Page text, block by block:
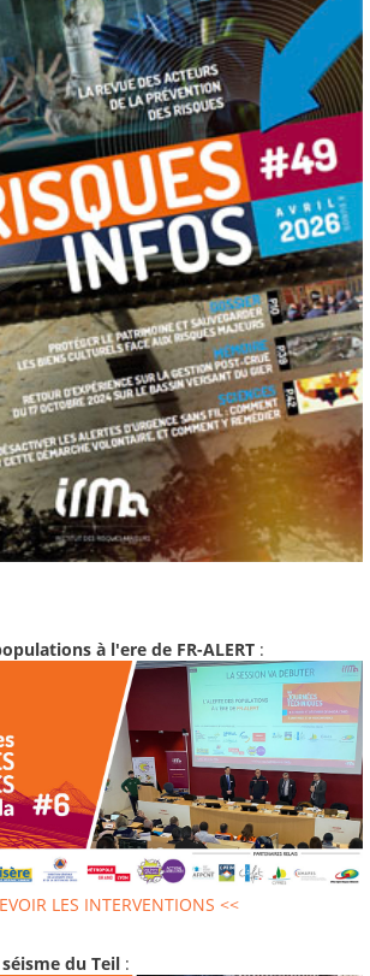
à l'ere de FR-ALERT :
LES INTERVENTIONS <<
du Teil :